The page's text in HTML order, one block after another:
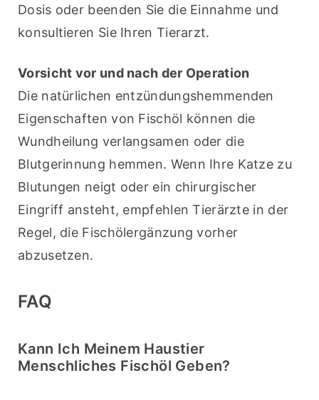
Dosis oder beenden Sie die Einnahme und
konsultieren Sie Ihren Tierarzt.
Vorsicht vor und nach der Operation
Die natürlichen entzündungshemmenden
Eigenschaften von Fischöl können die
Wundheilung verlangsamen oder die
Blutgerinnung hemmen. Wenn Ihre Katze zu
Blutungen neigt oder ein chirurgischer
Eingriff ansteht, empfehlen Tierärzte in der
Regel, die Fischölergänzung vorher
abzusetzen.
FAQ
Kann Ich Meinem Haustier
Menschliches Fischöl Geben?